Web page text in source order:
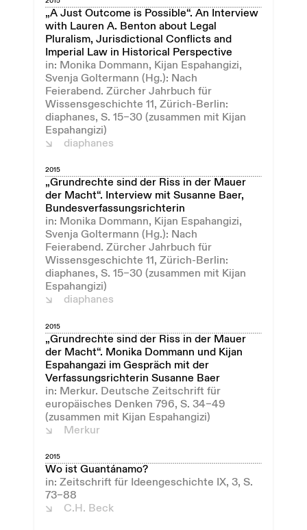
„A Just Outcome is Possible“. An Interview
with Lauren A. Benton about Legal
Pluralism, Jurisdictional Conflicts and
Imperial Law in Historical Perspective
in: Monika Dommann, Kijan Espahangizi,
Svenja Goltermann (Hg.): Nach
Feierabend. Zürcher Jahrbuch für
Wissensgeschichte 11, Zürich-Berlin:
diaphanes, S. 15–30 (zusammen mit Kijan
Espahangizi)
diaphanes
2015
„Grundrechte sind der Riss in der Mauer
der Macht“. Interview mit Susanne Baer,
Bundesverfassungsrichterin
in: Monika Dommann, Kijan Espahangizi,
Svenja Goltermann (Hg.): Nach
Feierabend. Zürcher Jahrbuch für
Wissensgeschichte 11, Zürich-Berlin:
diaphanes, S. 15–30 (zusammen mit Kijan
Espahangizi)
diaphanes
2015
„Grundrechte sind der Riss in der Mauer
der Macht“. Monika Dommann und Kijan
Espahangazi im Gespräch mit der
Verfassungsrichterin Susanne Baer
in: Merkur. Deutsche Zeitschrift für
europäisches Denken 796, S. 34–49
(zusammen mit Kijan Espahangizi)
Merkur
2015
Wo ist Guantánamo?
in: Zeitschrift für Ideengeschichte IX, 3, S.
73–88
C.H. Beck